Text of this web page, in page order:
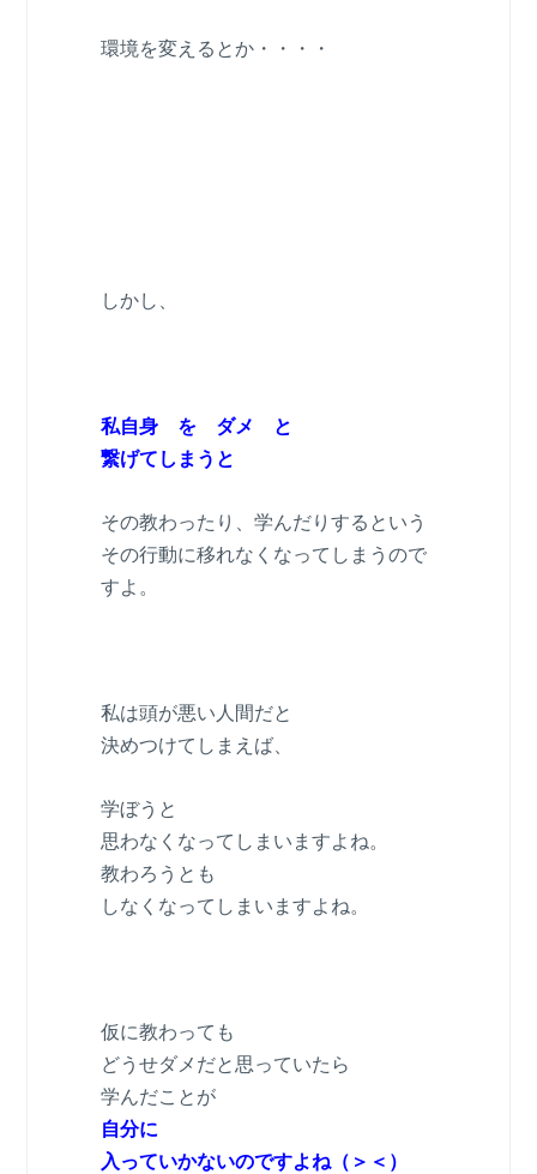
環境を変えるとか・・・・
しかし、
私自身 を ダメ と
繋げてしまうと
その教わったり、学んだりするという
その行動に移れなくなってしまうので
すよ。
私は頭が悪い人間だと
決めつけてしまえば、
学ぼうと
思わなくなってしまいますよね。
教わろうとも
しなくなってしまいますよね。
仮に教わっても
どうせダメだと思っていたら
学んだことが
自分に
入っていかないのですよね（＞＜）